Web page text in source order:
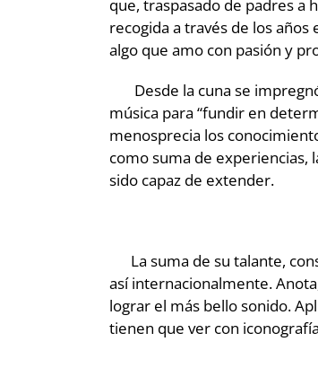
que, traspasado de padres a
recogida a través de los
algo que amo con pasión y
Desde la cuna se
música para “fundir en
menosprecia los
como suma de experiencias,
sido capaz de extender.
La suma de su talante,
así internacionalmente.
lograr el más bello sonido.
tienen que ver con